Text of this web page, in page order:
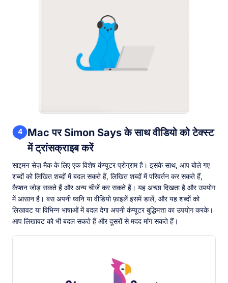
4
Mac पर Simon Says के साथ वीडियो को टेक्स्ट
में ट्रांसक्राइब करें
साइमन सेज़ मैक के लिए एक विशेष कंप्यूटर प्रोग्राम है। इसके साथ, आप बोले गए
शब्दों को लिखित शब्दों में बदल सकते हैं, लिखित शब्दों में परिवर्तन कर सकते हैं,
कैप्शन जोड़ सकते हैं और अन्य चीजें कर सकते हैं। यह अच्छा दिखता है और उपयोग
में आसान है। बस अपनी ध्वनि या वीडियो फ़ाइलें इसमें डालें, और यह शब्दों को
लिखावट या विभिन्न भाषाओं में बदल देगा अपनी कंप्यूटर बुद्धिमत्ता का उपयोग करके।
आप लिखावट को भी बदल सकते हैं और दूसरों से मदद मांग सकते हैं।